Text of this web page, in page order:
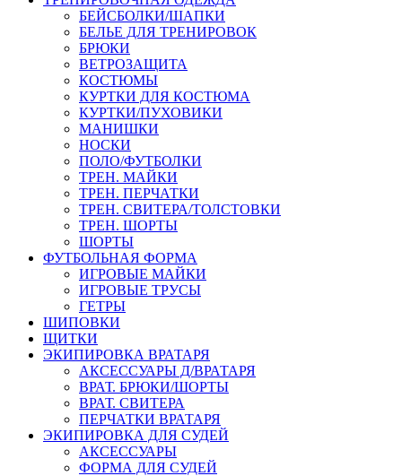
БЕЙСБОЛКИ/ШАПКИ
БЕЛЬЕ ДЛЯ ТРЕНИРОВОК
БРЮКИ
ВЕТРОЗАЩИТА
КОСТЮМЫ
КУРТКИ ДЛЯ КОСТЮМА
КУРТКИ/ПУХОВИКИ
МАНИШКИ
НОСКИ
ПОЛО/ФУТБОЛКИ
ТРЕН. МАЙКИ
ТРЕН. ПЕРЧАТКИ
ТРЕН. СВИТЕРА/ТОЛСТОВКИ
ТРЕН. ШОРТЫ
ШОРТЫ
ФУТБОЛЬНАЯ ФОРМА
ИГРОВЫЕ МАЙКИ
ИГРОВЫЕ ТРУСЫ
ГЕТРЫ
ШИПОВКИ
ЩИТКИ
ЭКИПИРОВКА ВРАТАРЯ
АКСЕССУАРЫ Д/ВРАТАРЯ
ВРАТ. БРЮКИ/ШОРТЫ
ВРАТ. СВИТЕРА
ПЕРЧАТКИ ВРАТАРЯ
ЭКИПИРОВКА ДЛЯ СУДЕЙ
АКСЕССУАРЫ
ФОРМА ДЛЯ СУДЕЙ